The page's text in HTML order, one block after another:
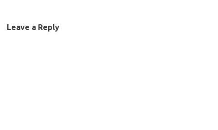
Leave a Reply